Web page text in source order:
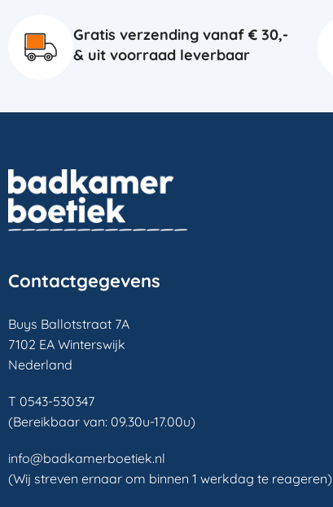
Gratis verzending vanaf € 30,-
& uit voorraad leverbaar
Contactgegevens
Buys Ballotstraat 7A
7102 EA Winterswijk
Nederland
T 0543-530347
(Bereikbaar van: 09.30u-17.00u)
info@badkamerboetiek.nl
(Wij streven ernaar om binnen 1 werkdag te reageren)